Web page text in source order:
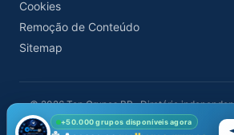
Cookies
Remoção de Conteúdo
Sitemap
©2026Top Grupos BR · Diretório
Telegram.
O conteúdo de cada grupo é responsabilidade
+50.000 grupos disponíveis agora